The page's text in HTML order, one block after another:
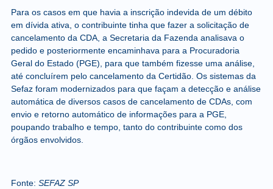
Para os casos em que havia a inscrição indevida de um débito
em dívida ativa, o contribuinte tinha que fazer a solicitação de
cancelamento da CDA, a Secretaria da Fazenda analisava o
pedido e posteriormente encaminhava para a Procuradoria
Geral do Estado (PGE), para que também fizesse uma análise,
até concluírem pelo cancelamento da Certidão. Os sistemas da
Sefaz foram modernizados para que façam a detecção e análise
automática de diversos casos de cancelamento de CDAs, com
envio e retorno automático de informações para a PGE,
poupando trabalho e tempo, tanto do contribuinte como dos
órgãos envolvidos.
Fonte: SEFAZ SP